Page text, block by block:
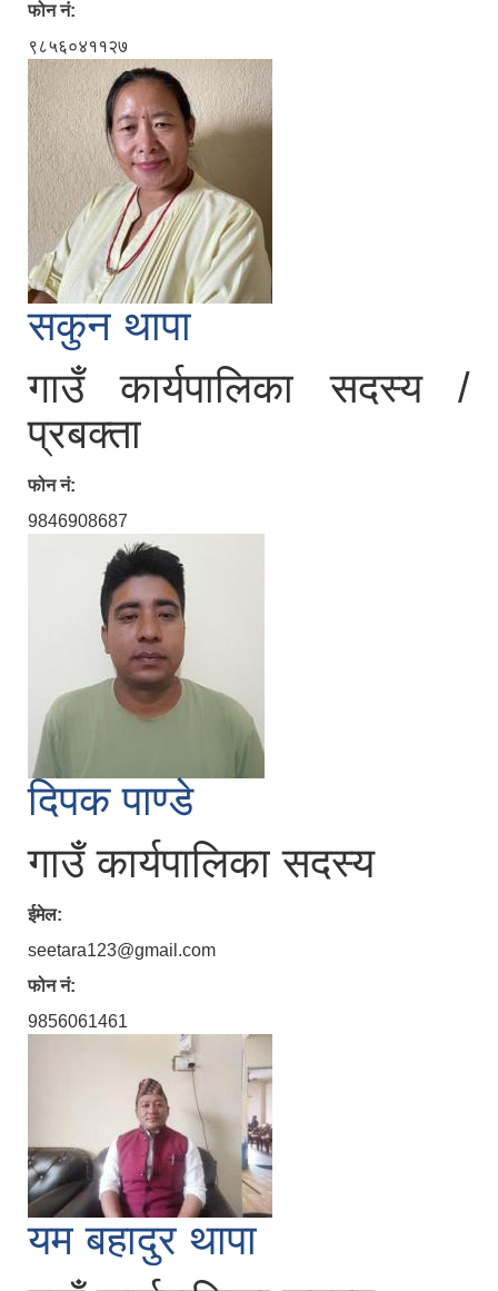
फोन नं:
९८५६०४११२७
सकुन थापा
गाउँ कार्यपालिका सदस्य /
प्रबक्ता
फोन नं:
9846908687
दिपक पाण्डे
गाउँ कार्यपालिका सदस्य
ईमेल:
seetara123@gmail.com
फोन नं:
9856061461
यम बहादुर थापा